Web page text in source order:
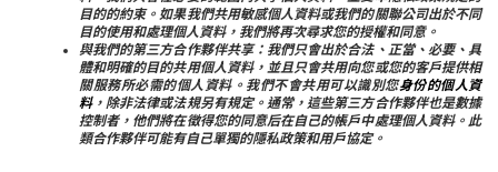
目的的約束。如果我們共用敏感個人資料或我們的關聯公司出於不同
目的使用和處理個人資料，我們將再次尋求您的授權和同意。
與我們的第三方合作夥伴共享：我們只會出於合法、正當、必要、具
體和明確的目的共用個人資料，並且只會共用向您或您的客戶提供相
關服務所必需的個人資料。我們不會共用可以識別您身份的個人資
料，除非法律或法規另有規定。通常，這些第三方合作夥伴也是數據
控制者，他們將在徵得您的同意后在自己的帳戶中處理個人資料。此
類合作夥伴可能有自己單獨的隱私政策和用戶協定。